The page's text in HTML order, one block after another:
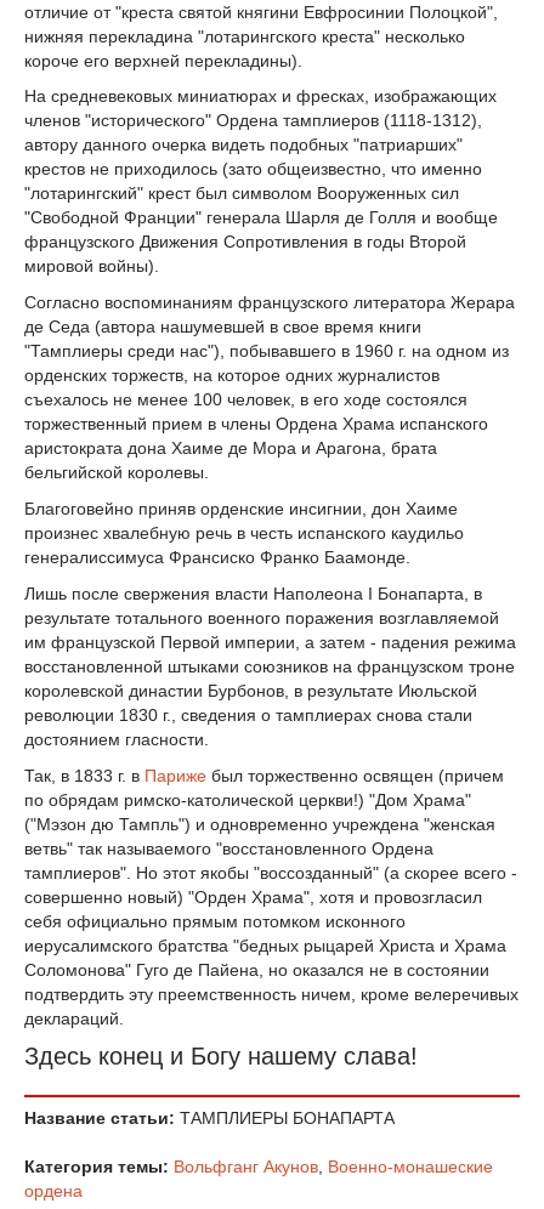
отличие от "креста святой княгини Евфросинии Полоцкой",
нижняя перекладина "лотарингского креста" несколько
короче его верхней перекладины).
На средневековых миниатюрах и фресках, изображающих
членов "исторического" Ордена тамплиеров (1118-1312),
автору данного очерка видеть подобных "патриарших"
крестов не приходилось (зато общеизвестно, что именно
"лотарингский" крест был символом Вооруженных сил
"Свободной Франции" генерала Шарля де Голля и вообще
французского Движения Сопротивления в годы Второй
мировой войны).
Согласно воспоминаниям французского литератора Жерара
де Седа (автора нашумевшей в свое время книги
"Тамплиеры среди нас"), побывавшего в 1960 г. на одном из
орденских торжеств, на которое одних журналистов
съехалось не менее 100 человек, в его ходе состоялся
торжественный прием в члены Ордена Храма испанского
аристократа дона Хаиме де Мора и Арагона, брата
бельгийской королевы.
Благоговейно приняв орденские инсигнии, дон Хаиме
произнес хвалебную речь в честь испанского каудильо
генералиссимуса Франсиско Франко Баамонде.
Лишь после свержения власти Наполеона I Бонапарта, в
результате тотального военного поражения возглавляемой
им французской Первой империи, а затем - падения режима
восстановленной штыками союзников на французском троне
королевской династии Бурбонов, в результате Июльской
революции 1830 г., сведения о тамплиерах снова стали
достоянием гласности.
Так, в 1833 г. в Париже был торжественно освящен (причем
по обрядам римско-католической церкви!) "Дом Храма"
("Мэзон дю Тампль") и одновременно учреждена "женская
ветвь" так называемого "восстановленного Ордена
тамплиеров". Но этот якобы "воссозданный" (а скорее всего -
совершенно новый) "Орден Храма", хотя и провозгласил
себя официально прямым потомком исконного
иерусалимского братства "бедных рыцарей Христа и Храма
Соломонова" Гуго де Пайена, но оказался не в состоянии
подтвердить эту преемственность ничем, кроме велеречивых
деклараций.
Здесь конец и Богу нашему слава!
Название статьи: ТАМПЛИЕРЫ БОНАПАРТА
Категория темы: Вольфганг Акунов, Военно-монашеские
ордена